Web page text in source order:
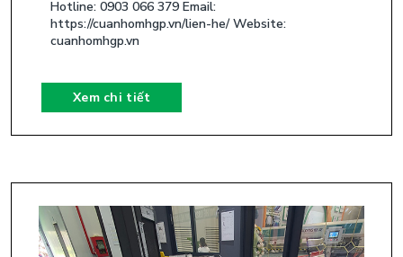
Hotline: 0903 066 379 Email:
https://cuanhomhgp.vn/lien-he/ Website:
cuanhomhgp.vn
Xem chi tiết